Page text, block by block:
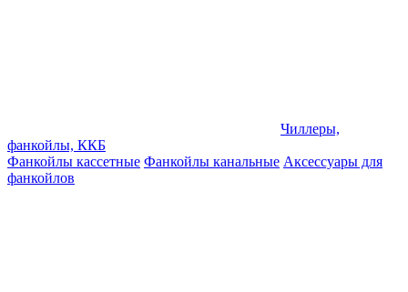
Чиллеры,
фанкойлы, ККБ
Фанкойлы кассетные Фанкойлы канальные Аксессуары для
фанкойлов